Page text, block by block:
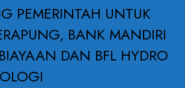
PEMERINTAH UNTUK
BANK MANDIRI
DAN BFL HYDRO